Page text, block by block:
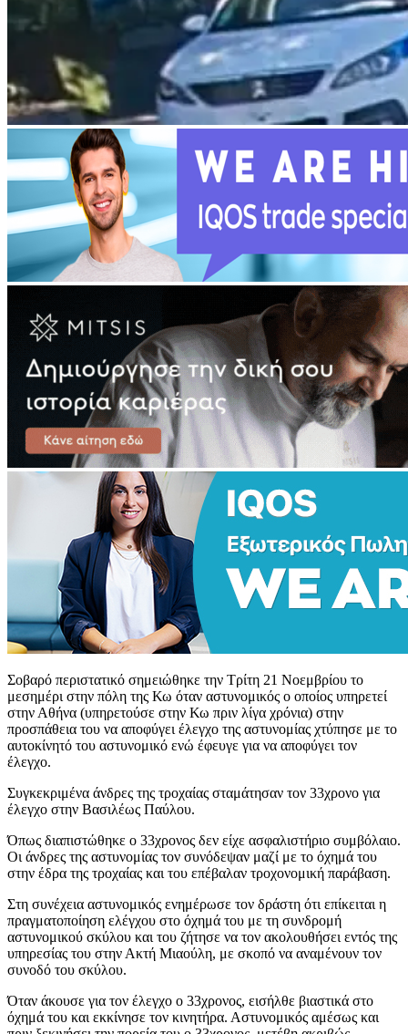
Σοβαρό περιστατικό σημειώθηκε την Τρίτη 21 Νοεμβρίου το
μεσημέρι στην πόλη της Κω όταν αστυνομικός ο οποίος υπηρετεί
στην Αθήνα (υπηρετούσε στην Κω πριν λίγα χρόνια) στην
προσπάθεια του να αποφύγει έλεγχο της αστυνομίας χτύπησε με το
αυτοκίνητό του αστυνομικό ενώ έφευγε για να αποφύγει τον
έλεγχο.
Συγκεκριμένα άνδρες της τροχαίας σταμάτησαν τον 33χρονο για
έλεγχο στην Βασιλέως Παύλου.
Όπως διαπιστώθηκε ο 33χρονος δεν είχε ασφαλιστήριο συμβόλαιο.
Οι άνδρες της αστυνομίας τον συνόδεψαν μαζί με το όχημά του
στην έδρα της τροχαίας και του επέβαλαν τροχονομική παράβαση.
Στη συνέχεια αστυνομικός ενημέρωσε τον δράστη ότι επίκειται η
πραγματοποίηση ελέγχου στο όχημά του με τη συνδρομή
αστυνομικού σκύλου και του ζήτησε να τον ακολουθήσει εντός της
υπηρεσίας του στην Ακτή Μιαούλη, με σκοπό να αναμένουν τον
συνοδό του σκύλου.
Όταν άκουσε για τον έλεγχο ο 33χρονος, εισήλθε βιαστικά στο
όχημά του και εκκίνησε τον κινητήρα. Αστυνομικός αμέσως και